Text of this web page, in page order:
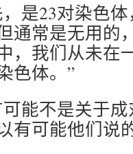
是23对染色
通常是无用的
，我们从未在
色体。”
能不是关于
有可能他们说